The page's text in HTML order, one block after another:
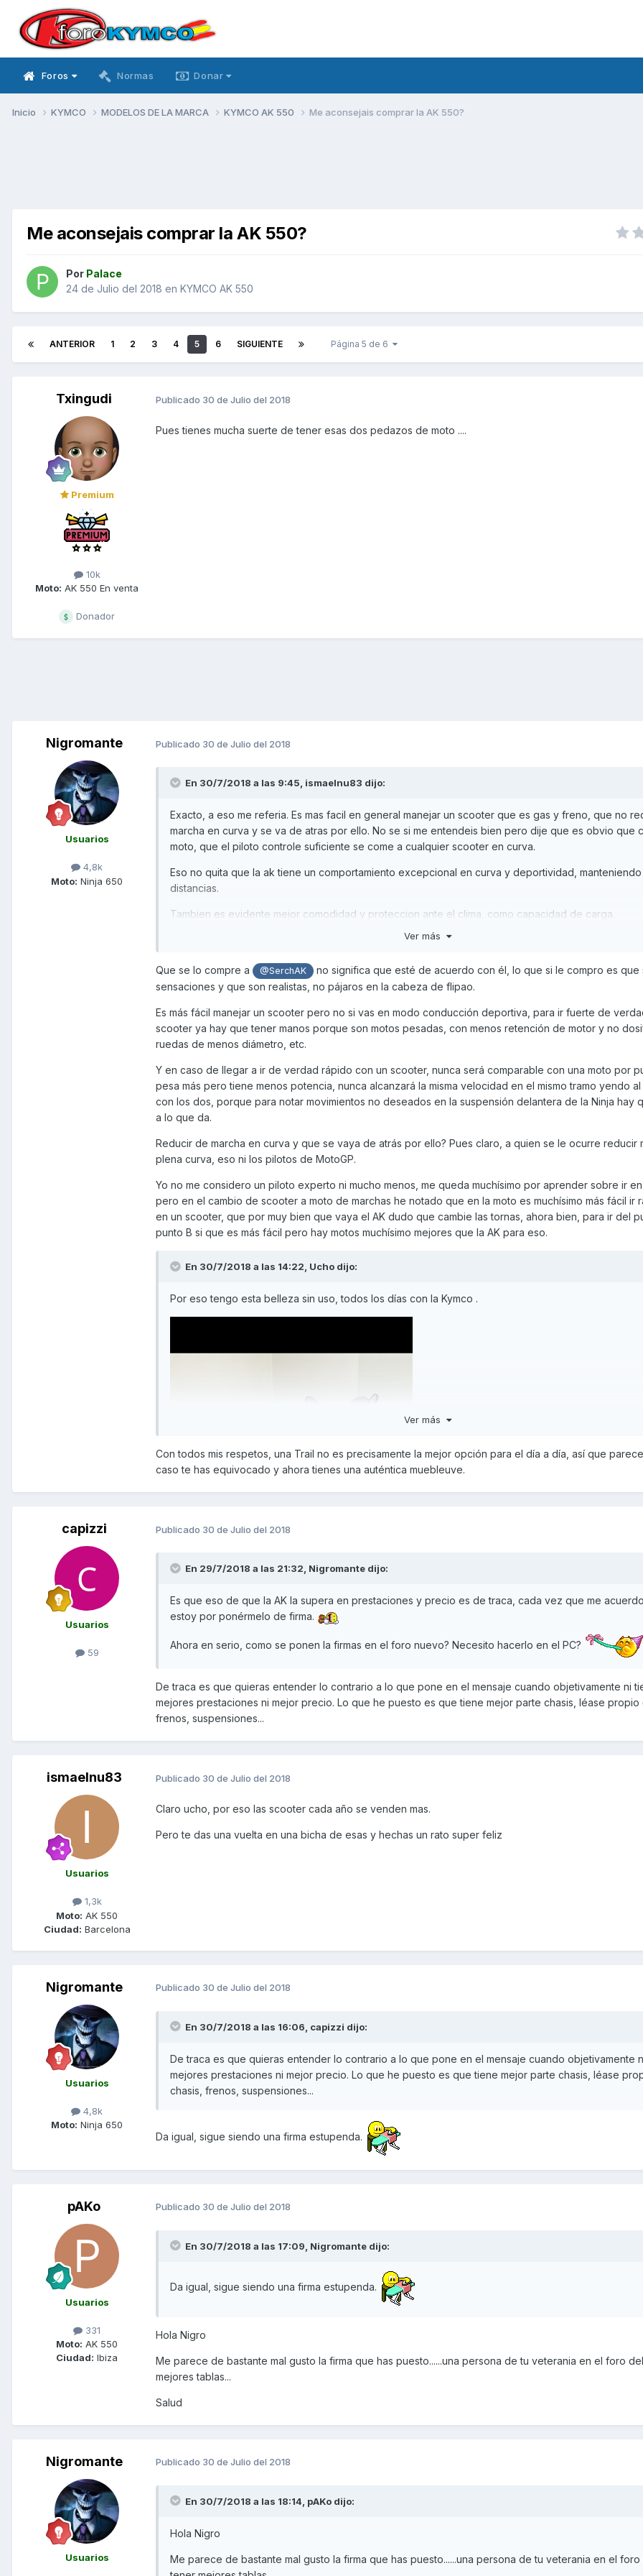
Foros Normas Donar
Inicio KYMCO MODELOS DE LA MARCA KYMCO AK 550 Me aconsejais comprar la AK 550?
Me aconsejais comprar la AK 550?
Por Palace
24 de Julio del 2018 en KYMCO AK 550
ANTERIOR 1 2 3 4 5 6 SIGUIENTE Página 5 de 6
Txingudi
Premium
10k
Moto: AK 550 En venta
Donador
Publicado 30 de Julio del 2018
Pues tienes mucha suerte de tener esas dos pedazos de moto ....
Nigromante
Usuarios
4,8k
Moto: Ninja 650
Publicado 30 de Julio del 2018
En 30/7/2018 a las 9:45, ismaelnu83 dijo:
Exacto, a eso me referia. Es mas facil en general manejar un scooter que es gas y freno, que no
marcha en curva y se va de atras por ello. No se si me entendeis bien pero dije que es obvio que
moto, que el piloto controle suficiente se come a cualquier scooter en curva.
Eso no quita que la ak tiene un comportamiento excepcional en curva y deportividad, manteniendo
distancias.
Tambien es evidente mejor comodidad y proteccion ante el clima, como capacidad de carga.
Por eso uso la ak a diario! Y tengo la cbr guardadita para escapaditas sin mas.
No nos volvamos locos!
Ver más
Que se lo compre a @SerchAK
no significa que esté de acuerdo con él, lo que si le compro es que
sensaciones y que son realistas, no pájaros en la cabeza de flipao.
Es más fácil manejar un scooter pero no si vas en modo conducción deportiva, para ir fuerte de
scooter ya hay que tener manos porque son motos pesadas, con menos retención de motor y no
ruedas de menos diámetro, etc.
Y en caso de llegar a ir de verdad rápido con un scooter, nunca será comparable con una moto por
pesa más pero tiene menos potencia, nunca alcanzará la misma velocidad en el mismo tramo yendo al
con los dos, porque para notar movimientos no deseados en la suspensión delantera de la Ninja hay
a lo que da.
Reducir de marcha en curva y que se vaya de atrás por ello? Pues claro, a quien se le ocurre reducir
plena curva, eso ni los pilotos de MotoGP.
Yo no me considero un piloto experto ni mucho menos, me queda muchísimo por aprender sobre ir en
pero en el cambio de scooter a moto de marchas he notado que en la moto es muchísimo más fácil ir
en un scooter, que por muy bien que vaya el AK dudo que cambie las tornas, ahora bien, para ir del
punto B si que es más fácil pero hay motos muchísimo mejores que la AK para eso.
En 30/7/2018 a las 14:22, Ucho dijo:
Por eso tengo esta belleza sin uso, todos los días con la Kymco .
Ver más
Con todos mis respetos, una Trail no es precisamente la mejor opción para el día a día, así que
caso te has equivocado y ahora tienes una auténtica muebleuve.
capizzi
Usuarios
59
Publicado 30 de Julio del 2018
En 29/7/2018 a las 21:32, Nigromante dijo:
Es que eso de que la AK la supera en prestaciones y precio es de traca, cada vez que me acuerdo
estoy por ponérmelo de firma.
Ahora en serio, como se ponen la firmas en el foro nuevo? Necesito hacerlo en el PC?
De traca es que quieras entender lo contrario a lo que pone en el mensaje cuando objetivamente ni
mejores prestaciones ni mejor precio. Lo que he puesto es que tiene mejor parte chasis, léase propio
frenos, suspensiones...
ismaelnu83
Usuarios
1,3k
Moto: AK 550
Ciudad: Barcelona
Publicado 30 de Julio del 2018
Claro ucho, por eso las scooter cada año se venden mas.
Pero te das una vuelta en una bicha de esas y hechas un rato super feliz
Nigromante
Usuarios
4,8k
Moto: Ninja 650
Publicado 30 de Julio del 2018
En 30/7/2018 a las 16:06, capizzi dijo:
De traca es que quieras entender lo contrario a lo que pone en el mensaje cuando objetivamente
mejores prestaciones ni mejor precio. Lo que he puesto es que tiene mejor parte chasis, léase
chasis, frenos, suspensiones...
Da igual, sigue siendo una firma estupenda.
pAKo
Usuarios
331
Moto: AK 550
Ciudad: Ibiza
Publicado 30 de Julio del 2018
En 30/7/2018 a las 17:09, Nigromante dijo:
Da igual, sigue siendo una firma estupenda.
Hola Nigro
Me parece de bastante mal gusto la firma que has puesto......una persona de tu veterania en el foro
mejores tablas...
Salud
Nigromante
Usuarios
Publicado 30 de Julio del 2018
En 30/7/2018 a las 18:14, pAKo dijo:
Hola Nigro
Me parece de bastante mal gusto la firma que has puesto......una persona de tu veterania en el